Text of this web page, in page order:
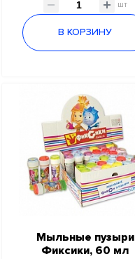
шт
В КОРЗИНУ
Мыльные пузыри
Фиксики, 60 мл